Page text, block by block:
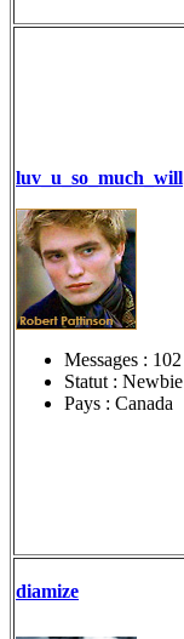
luv_u_so_much_will
Messages : 102
Statut : Newbie
Pays : Canada
diamize